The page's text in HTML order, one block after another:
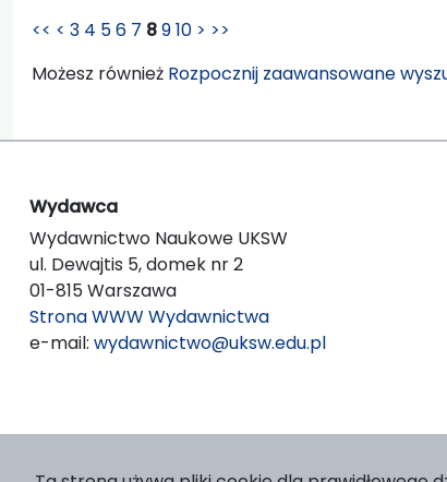
<< < 3 4 56 7 8910 > >>
Możesz również Rozpocznij zaawansowane
Wydawca
Wydawnictwo Naukowe UKSW
ul. Dewajtis 5, domek nr 2
01-815 Warszawa
Strona WWW Wydawnictwa
e-mail: wydawnictwo@uksw.edu.pl